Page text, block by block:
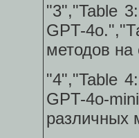
"3","Table
GPT-
методов на
"4","Table
GPT-4o-
различных